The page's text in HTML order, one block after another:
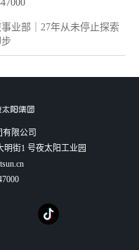
业部｜27年从未停止探索
限公司
街1 号夜太阳工业园